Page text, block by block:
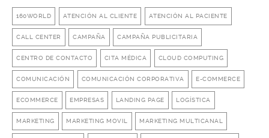
160WORLD ATENCIÓN AL CLIENTE ATENCIÓN AL PACIENTE
CALL CENTER CAMPAÑA CAMPAÑA PUBLICITARIA
CENTRO DE CONTACTO CITA MÉDICA CLOUD COMPUTING
COMUNICACIÓN COMUNICACIÓN CORPORATIVA E-COMMERCE
ECOMMERCE EMPRESAS LANDING PAGE LOGÍSTICA
MARKETING MARKETING MOVIL MARKETING MULTICANAL